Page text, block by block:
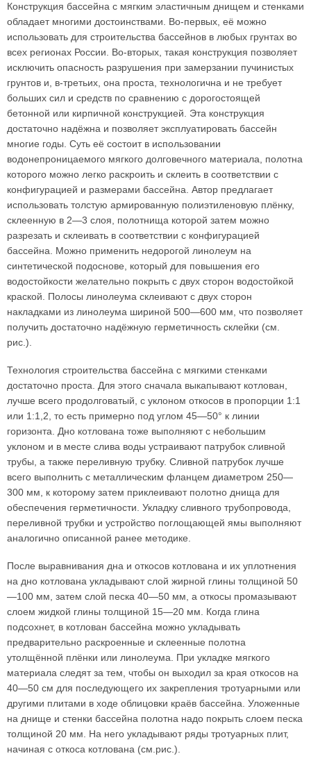
Конструкция бассейна с мягким эластичным днищем и стенками
обладает многими достоинствами. Во-первых, её можно
использовать для строительства бассейнов в любых грунтах во
всех регионах России. Во-вторых, такая конструкция позволяет
исключить опасность разрушения при замерзании пучинистых
грунтов и, в-третьих, она проста, технологична и не требует
больших сил и средств по сравнению с дорогостоящей
бетонной или кирпичной конструкцией. Эта конструкция
достаточно надёжна и позволяет эксплуатировать бассейн
многие годы. Суть её состоит в использовании
водонепроницаемого мягкого долговечного материала, полотна
которого можно легко раскроить и склеить в соответствии с
конфигурацией и размерами бассейна. Автор предлагает
использовать толстую армированную полиэтиленовую плёнку,
склеенную в 2—3 слоя, полотнища которой затем можно
разрезать и склеивать в соответствии с конфигурацией
бассейна. Можно применить недорогой линолеум на
синтетической подоснове, который для повышения его
водостойкости желательно покрыть с двух сторон водостойкой
краской. Полосы линолеума склеивают с двух сторон
накладками из линолеума шириной 500—600 мм, что позволяет
получить достаточно надёжную герметичность склейки (см.
рис.).
Технология строительства бассейна с мягкими стенками
достаточно проста. Для этого сначала выкапывают котлован,
лучше всего продолговатый, с уклоном откосов в пропорции 1:1
или 1:1,2, то есть примерно под углом 45—50° к линии
горизонта. Дно котлована тоже выполняют с небольшим
уклоном и в месте слива воды устраивают патрубок сливной
трубы, а также переливную трубку. Сливной патрубок лучше
всего выполнить с металлическим фланцем диаметром 250—
300 мм, к которому затем приклеивают полотно днища для
обеспечения герметичности. Укладку сливного трубопровода,
переливной трубки и устройство поглощающей ямы выполняют
аналогично описанной ранее методике.
После выравнивания дна и откосов котлована и их уплотнения
на дно котлована укладывают слой жирной глины толщиной 50
—100 мм, затем слой песка 40—50 мм, а откосы промазывают
слоем жидкой глины толщиной 15—20 мм. Когда глина
подсохнет, в котлован бассейна можно укладывать
предварительно раскроенные и склеенные полотна
утолщённой плёнки или линолеума. При укладке мягкого
материала следят за тем, чтобы он выходил за края откосов на
40—50 см для последующего их закрепления тротуарными или
другими плитами в ходе облицовки краёв бассейна. Уложенные
на днище и стенки бассейна полотна надо покрыть слоем песка
толщиной 20 мм. На него укладывают ряды тротуарных плит,
начиная с откоса котлована (см.рис.).